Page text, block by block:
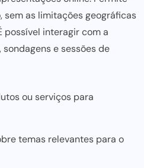
as limitações geográficas
possível interagir com a
e sessões de
ou serviços para
temas relevantes para o